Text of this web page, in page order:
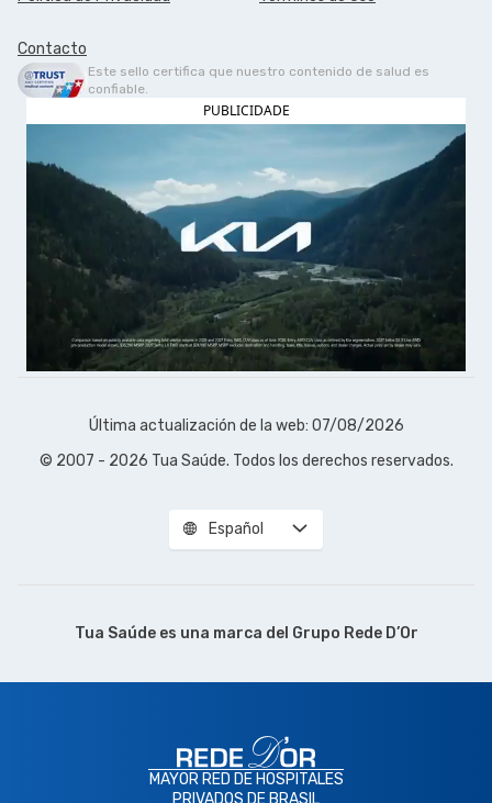
Contacto
Este sello certifica que nuestro contenido de salud es
confiable.
PUBLICIDADE
Última actualización de la web: 07/08/2026
© 2007 - 2026 Tua Saúde. Todos los derechos reservados.
Español
Tua Saúde es una marca del Grupo Rede D’Or
MAYOR RED DE HOSPITALES
PRIVADOS DE BRASIL